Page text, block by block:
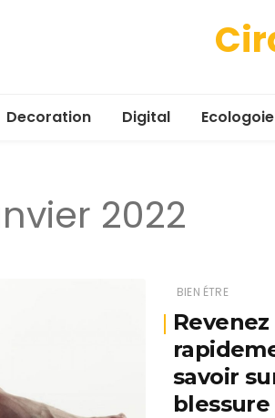
Decoration Digital Ecologoie
2022
BIEN ÉTRE
savoir